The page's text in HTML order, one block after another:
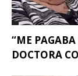
“ME
DOCTORA